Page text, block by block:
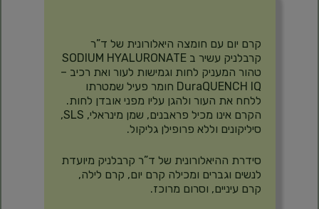
קרם יום עם חומצה היאלורונית של ד”ר
קרבלניק עשיר ב SODIUM HYALURONATE
טהור המעניק לחות וגמישות לעור ואת רכיב –
DuraQUENCH IQ חומר פעיל שמטרתו
ללחח את העור ולהגן עליו מפני אובדן לחות.
הקרם אינו מכיל פראבנים, שמן מינראלי, SLS,
סיליקונים וללא פרופילן גליקול.
סידרת ההיאלורונית של ד”ר קרבלניק מיועדת
לנשים וגברים ומכילה קרם יום, קרם לילה,
קרם עיניים, וסרום מרוכז.